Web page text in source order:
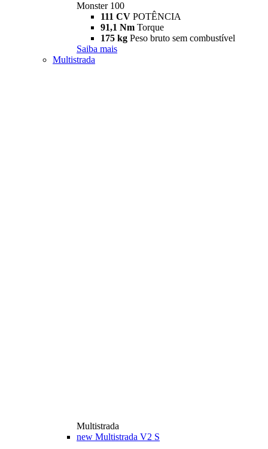
Monster 100
111 CV POTÊNCIA
91,1 Nm Torque
175 kg Peso bruto sem combustível
Saiba mais
Multistrada
Multistrada
new Multistrada V2 S